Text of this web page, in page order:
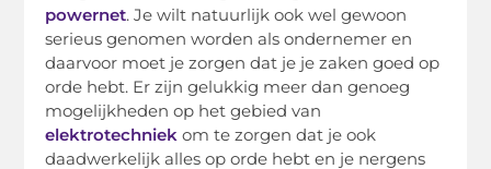
powernet. Je wilt natuurlijk ook wel gewoon
serieus genomen worden als ondernemer en
daarvoor moet je zorgen dat je je zaken goed op
orde hebt. Er zijn gelukkig meer dan genoeg
mogelijkheden op het gebied van
elektrotechniek om te zorgen dat je ook
daadwerkelijk alles op orde hebt en je nergens